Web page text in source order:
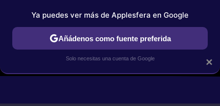
GUÍAS DE COMPRA COMPARATIVAS APPLE VS OTROS ×
Ya puedes ver más de Applesfera en Google
Añádenos como fuente preferida
Solo necesitas una cuenta de Google